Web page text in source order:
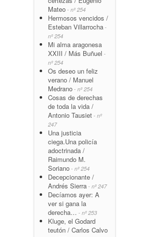
Mateo - nº 254
Hermosos vencidos /
Esteban Villarrocha -
nº 254
Mi alma aragonesa
XXIII / Más Buñuel -
nº 254
Os deseo un feliz
verano / Manuel
Medrano - nº 254
Cosas de derechas
de toda la vida /
Antonio Tausiet - nº
247
Una justicia
ciega.Una policía
adoctrinada /
Raimundo M.
Soriano - nº 254
Decepcionante /
Andrés Sierra - nº 247
Decíamos ayer: A
ver si gana la
derecha… - nº 253
Kluge, el Godard
teutón / Carlos Calvo